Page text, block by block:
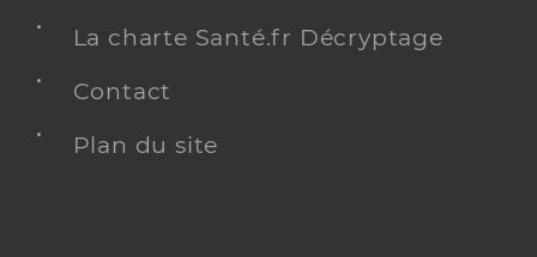
La charte Santé.fr Décryptage
Contact
Plan du site